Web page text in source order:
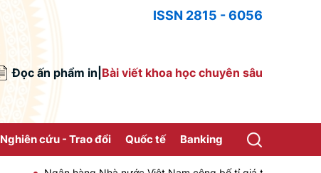
ISSN 2815 - 6056
Đọc ấn phẩm in Bài viết khoa học chuyên sâu
Nghiên cứu - Trao đổi Quốc tế Banking